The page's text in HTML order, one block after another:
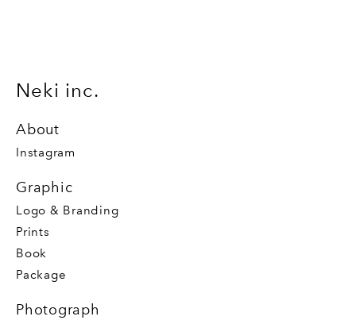
Neki inc.
About
Instagram
Graphic
Logo & Branding
Prints
Book
Package
Photograph